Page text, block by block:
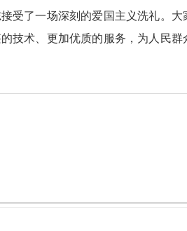
受了一场深刻的爱国主义洗礼。大
技术、更加优质的服务，为人民群